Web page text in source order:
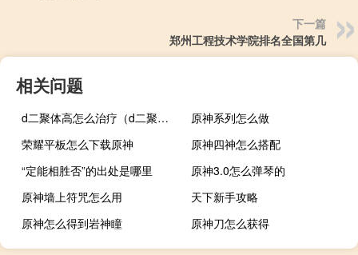
下一篇
郑州工程技术学院排名全国第几
相关问题
d二聚体高怎么治疗（d二聚体）
原神系列怎么做
荣耀平板怎么下载原神
原神四神怎么搭配
“定能相胜否”的出处是哪里
原神3.0怎么弹琴的
原神墙上符咒怎么用
天下新手攻略
原神怎么得到岩神瞳
原神刀怎么获得